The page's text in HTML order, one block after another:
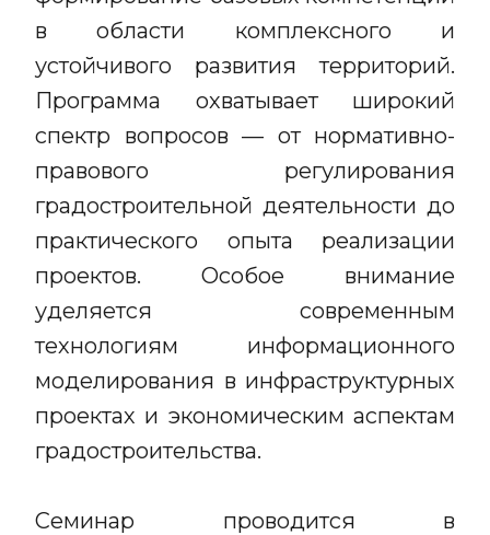
в области комплексного и
устойчивого развития территорий.
Программа охватывает широкий
спектр вопросов — от нормативно-
правового регулирования
градостроительной деятельности до
практического опыта реализации
проектов. Особое внимание
уделяется современным
технологиям информационного
моделирования в инфраструктурных
проектах и экономическим аспектам
градостроительства.
Семинар проводится в